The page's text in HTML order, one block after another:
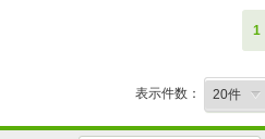
1
表示件数：